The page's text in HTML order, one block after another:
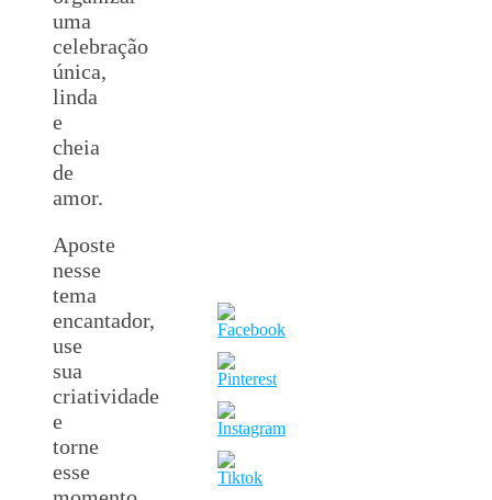
uma
celebração
única,
linda
e
cheia
de
amor.
Aposte
nesse
tema
encantador,
use
sua
criatividade
e
torne
esse